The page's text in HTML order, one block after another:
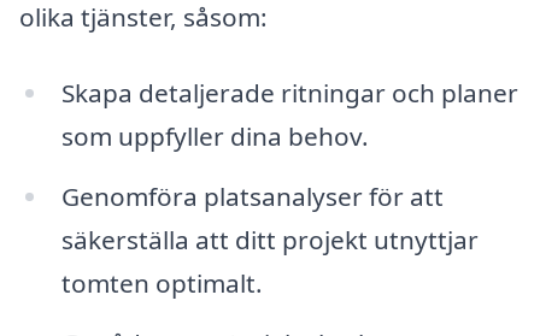
olika tjänster, såsom:
Skapa detaljerade ritningar och planer
som uppfyller dina behov.
Genomföra platsanalyser för att
säkerställa att ditt projekt utnyttjar
tomten optimalt.